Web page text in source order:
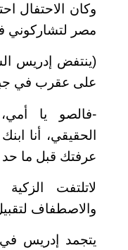
وكان الاحتفال
مصر لتشاركوني
(ينتفض إدريس
على عقرب في
-فالصو يا
الحقيقي، أنا
عرفتك قبل ما
لاتلتفت
والاصطفاف
يتجمد إدريس